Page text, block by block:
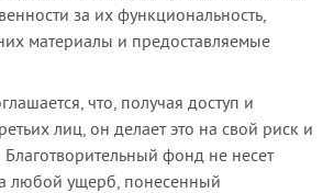
за их функциональность,
материалы и предоставляемые
что, получая доступ и
лиц, он делает это на свой риск и
Благотворительный фонд не несет
любой ущерб, понесенный